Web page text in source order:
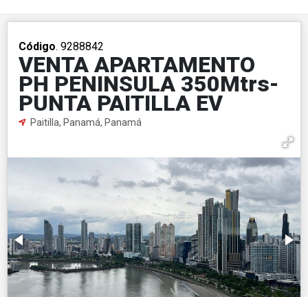
Código. 9288842
VENTA APARTAMENTO
PH PENINSULA 350Mtrs-
PUNTA PAITILLA EV
Paitilla, Panamá, Panamá